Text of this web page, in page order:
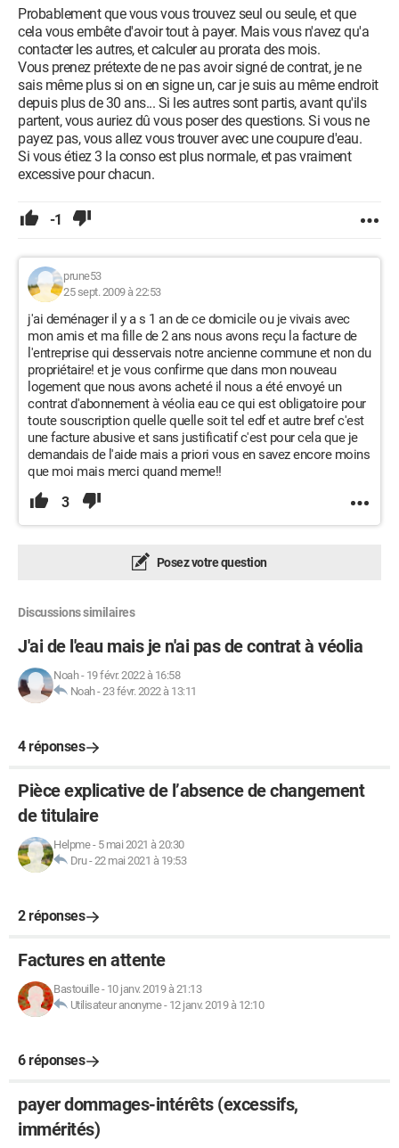
Probablement que vous vous trouvez seul ou seule, et que
cela vous embête d'avoir tout à payer. Mais vous n'avez qu'a
contacter les autres, et calculer au prorata des mois.
Vous prenez prétexte de ne pas avoir signé de contrat, je ne
sais même plus si on en signe un, car je suis au même endroit
depuis plus de 30 ans... Si les autres sont partis, avant qu'ils
partent, vous auriez dû vous poser des questions. Si vous ne
payez pas, vous allez vous trouver avec une coupure d'eau.
Si vous étiez 3 la conso est plus normale, et pas vraiment
excessive pour chacun.
-1
prune53
25 sept. 2009 à 22:53
j'ai deménager il y a s 1 an de ce domicile ou je vivais avec
mon amis et ma fille de 2 ans nous avons reçu la facture de
l'entreprise qui desservais notre ancienne commune et non du
propriétaire! et je vous confirme que dans mon nouveau
logement que nous avons acheté il nous a été envoyé un
contrat d'abonnement à véolia eau ce qui est obligatoire pour
toute souscription quelle quelle soit tel edf et autre bref c'est
une facture abusive et sans justificatif c'est pour cela que je
demandais de l'aide mais a priori vous en savez encore moins
que moi mais merci quand meme!!
3
Posez votre question
Discussions similaires
J'ai de l'eau mais je n'ai pas de contrat à véolia
Noah- 19 févr. 2022 à 16:58
Noah-23 févr. 2022 à 13:11
4 réponses
Pièce explicative de l’absence de changement
de titulaire
Helpme- 5 mai 2021 à 20:30
Dru-22 mai 2021 à 19:53
2 réponses
Factures en attente
Bastouille- 10 janv. 2019 à 21:13
Utilisateur anonyme- 12 janv. 2019 à 12:10
6 réponses
payer dommages-intérêts (excessifs,
immérités)